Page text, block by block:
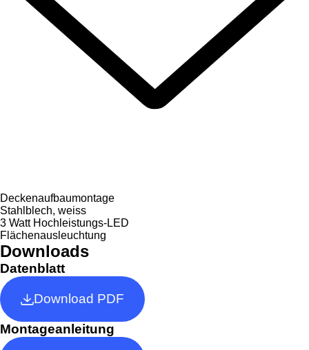
Deckenaufbaumontage
Stahlblech, weiss
3 Watt Hochleistungs-LED
Flächenausleuchtung
Downloads
Datenblatt
Download PDF
Montageanleitung